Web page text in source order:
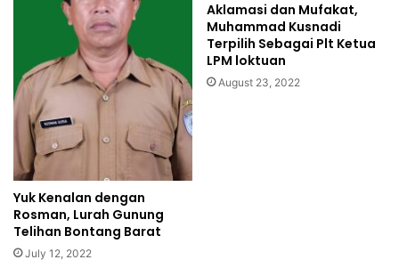
Yuk Kenalan dengan
Rosman, Lurah Gunung
Telihan Bontang Barat
July 12, 2022
Aklamasi dan Mufakat,
Muhammad Kusnadi
Terpilih Sebagai Plt Ketua
LPM loktuan
August 23, 2022